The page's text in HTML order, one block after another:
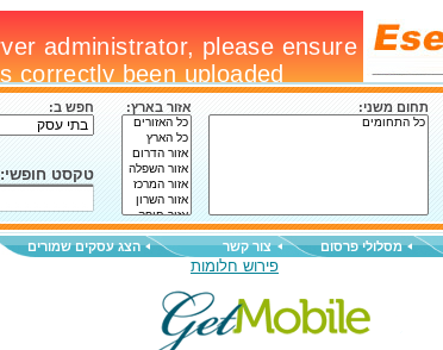
תחום משני: אזור בארץ: חפש ב:
טקסט חופשי:
מסלולי פרסום צור קשר הצג עסקים שמורים
פירוש חלומות